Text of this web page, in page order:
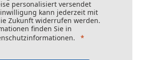
personalisiert versendet
kann jederzeit mit
Zukunft widerrufen werden.
finden Sie in
.